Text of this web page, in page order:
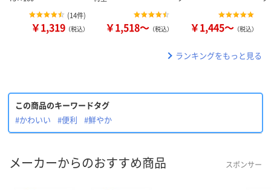
(14件)
￥1,319 （税込） ￥1,518～ （税込） ￥1,445～ （税込）
ランキングをもっと見る
この商品のキーワードタグ
#かわいい
#便利 #鮮やか
メーカーからのおすすめ商品 スポンサー